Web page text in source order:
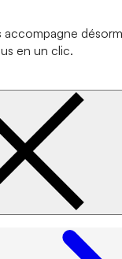
accompagne
en un clic.